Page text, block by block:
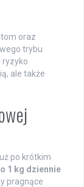
oraz
trybu
ryzyko
ale także
po krótkim
1 kg dziennie
pragnące